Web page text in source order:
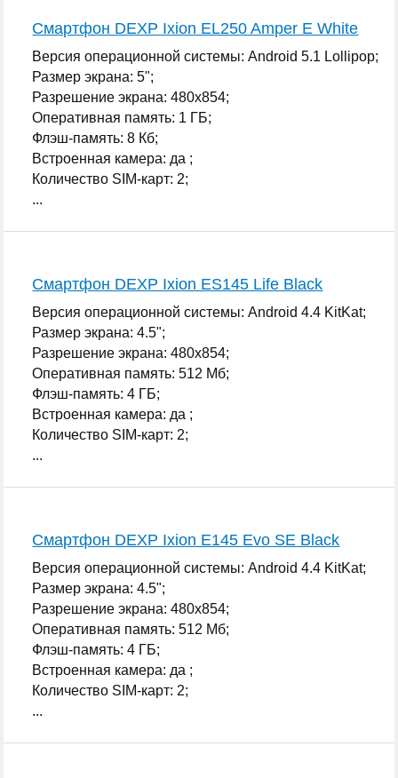
Смартфон DEXP Ixion EL250 Amper E White
Версия операционной системы: Android 5.1 Lollipop;
Размер экрана: 5";
Разрешение экрана: 480x854;
Оперативная память: 1 ГБ;
Флэш-память: 8 Кб;
Встроенная камера: да ;
Количество SIM-карт: 2;
...
Смартфон DEXP Ixion ES145 Life Black
Версия операционной системы: Android 4.4 KitKat;
Размер экрана: 4.5";
Разрешение экрана: 480x854;
Оперативная память: 512 Мб;
Флэш-память: 4 ГБ;
Встроенная камера: да ;
Количество SIM-карт: 2;
...
Смартфон DEXP Ixion E145 Evo SE Black
Версия операционной системы: Android 4.4 KitKat;
Размер экрана: 4.5";
Разрешение экрана: 480x854;
Оперативная память: 512 Мб;
Флэш-память: 4 ГБ;
Встроенная камера: да ;
Количество SIM-карт: 2;
...